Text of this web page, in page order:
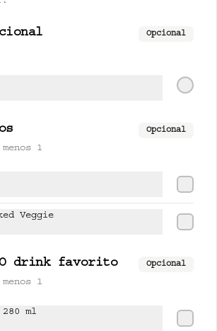
cardamomo.
LEMONCHII 280 ml
lychee, limón y lemongrass.
$17.500
PISCO LEMONCHI 280 ml
Jugo de lychee y lemongrass
Opcional
Opcional
1
Veggie
drink favorito Opcional
1
ml